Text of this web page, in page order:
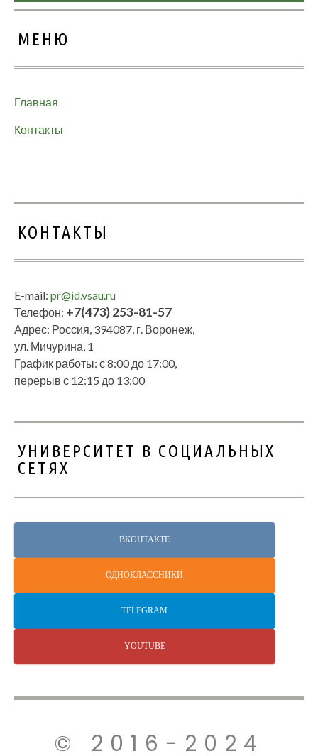
МЕНЮ
Главная
Контакты
КОНТАКТЫ
E-mail: pr@id.vsau.ru
Телефон: +7(473) 253-81-57
Адрес: Россия, 394087, г. Воронеж,
ул. Мичурина, 1
График работы: с 8:00 до 17:00,
перерыв с 12:15 до 13:00
УНИВЕРСИТЕТ В СОЦИАЛЬНЫХ
СЕТЯХ
ВКОНТАКТЕ
ОДНОКЛАССНИКИ
TELEGRAM
YOUTUBE
© 2016-2024